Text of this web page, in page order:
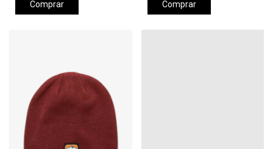
Comprar Comprar